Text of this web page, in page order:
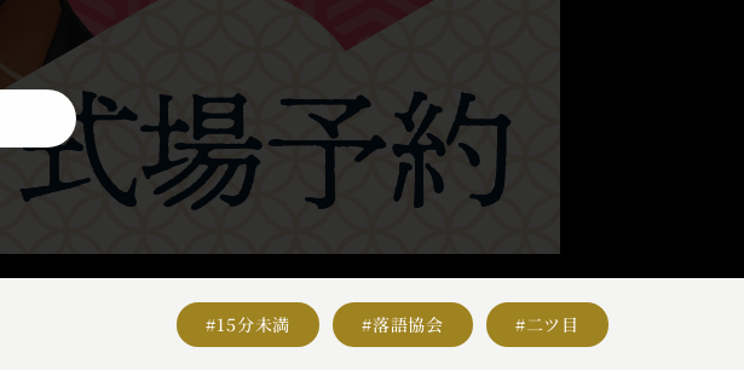
#15分未満 #落語協会 #二ツ目